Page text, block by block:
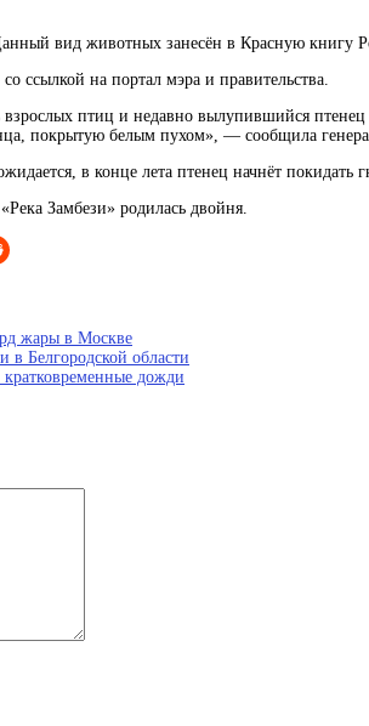
вид животных занесён в Красную книгу
ссылкой на портал мэра и правительства.
взрослых птиц и недавно вылупившийся птенец
покрытую белым пухом», — сообщила
в конце лета птенец начнёт покидать
Замбези» родилась двойня.
жары в Москве
Белгородской области
дожди